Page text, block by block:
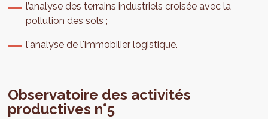
l’analyse des terrains industriels croisée avec la
pollution des sols ;
l'analyse de l'immobilier logistique.
Observatoire des activités
productives n°5